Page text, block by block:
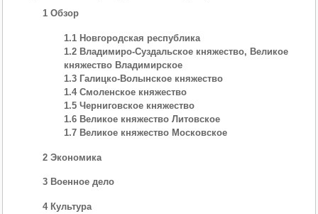
1 Обзор
1.1 Новгородская республика
1.2 Владимиро-Суздальское княжество, Великое
княжество Владимирское
1.3 Галицко-Волынское княжество
1.4 Смоленское княжество
1.5 Черниговское княжество
1.6 Великое княжество Литовское
1.7 Великое княжество Московское
2 Экономика
3 Военное дело
4 Культура